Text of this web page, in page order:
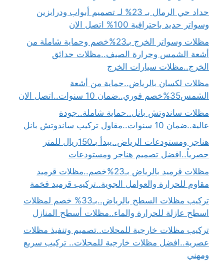
حداد حي الرمال بـ 23% لـ تصميم أبواب ودرابزين
وسواتر حديد باحترافية 100% اتصل الان
مظلات وسواتر الخرج بـ23%خصم وحماية شاملة من
أشعة الشمس وحرارة الصيف..مظلات حدائق
الخرج..مظلات سيارات الخرج
مظلات لكسان بالرياض..حماية من أشعة
الشمس35%خصم فوري..ضمان 10 سنوات..اتصل الان
مظلات ساندوتش بانل..حماية شاملة..جودة
عالية..ضمان 10 سنوات..مقاول تركيب ساندوتش بانل
هناجر ومستودعات الرياض..يبدأ بـ150ريال للمتر
حصرياً..افضل تصميم هناجر ومستودعات
مظلات قرميد بالرياض بـ23%خصم..مظلات قرميد
مقاوم للحرارة والعوامل الجوية..تركيب قرميد فخمة
تركيب مظلات السطح بالرياض..بـ33% خصم لمظلات
اسطح عازلة للحرارة والماء..مظلات أسطح المنازل
تركيب مظلات خارجية للمحلات..تصميم وتنفيذ مظلات
عصرية..افضل مظلات خارجية للمحلات.. تركيب سريع
ومهني